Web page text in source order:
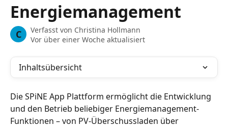
Energiemanagement
C Verfasst von Christina Hollmann
Vor über einer Woche aktualisiert
Inhaltsübersicht
Die SPiNE App Plattform ermöglicht die Entwicklung
und den Betrieb beliebiger Energiemanagement-
Funktionen – von PV-Überschussladen über